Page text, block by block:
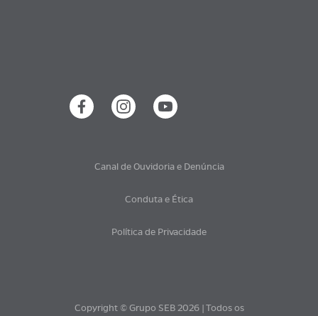
Copyright © Grupo SEB 2026 | Todos os
Política de Privacidade
Conduta e Ética
Canal de Ouvidoria e Denúncia